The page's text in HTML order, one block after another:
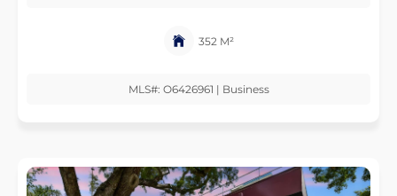
352 M²
MLS#: O6426961 | Business